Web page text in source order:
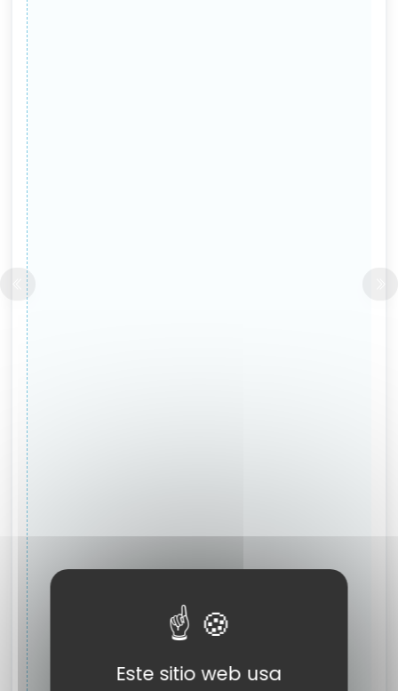
Este sitio web usa